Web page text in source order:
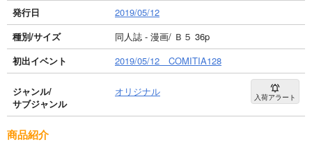
発行日
2019/05/12
種別/サイズ
同人誌 - 漫画/ Ｂ５ 36p
初出イベント
2019/05/12 COMITIA128
ジャンル/
サブジャンル
オリジナル 入荷アラート
商品紹介